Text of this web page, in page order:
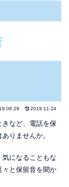
2019.11.24
きなど、電話を保
りませんか。
になることもな
々と保留音を聞か